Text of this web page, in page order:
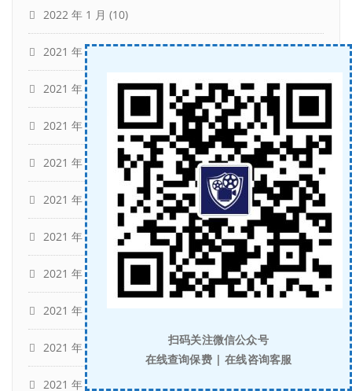
2022 年 1 月 (10)
2021 年 12 月(12)
2021 年 11 月 (16)
2021 年 10 月 (14)
2021 年 9 月 (11)
2021 年 8 月 (17)
2021 年 6 月 (7)
2021 年 5 月
2021 年 4 月
2021 年 3 月
2021 年 2 月
扫码关注微信公众号
在线查询保费 | 在线咨询客服